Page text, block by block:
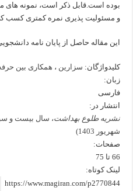
بوده است.قابل ذکر است، نمونه های
و مسئولیت پذیری نمره کمتری کسب
این مقاله حاصل از پایان نامه
کلیدواژگان: سزارین ، همکاری بین
زبان:
فارسی
انتشار در:
نشریه طلوع بهداشت،
شهریور 1403)
صفحات:
66 تا 75
لینک کوتاه:
https://www.magiran.com/p2770844